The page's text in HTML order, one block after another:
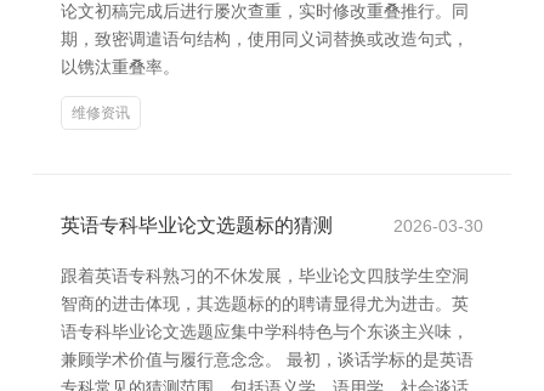
论文初稿完成后进行屡次查重，实时修改重叠推行。同
期，致密调遣语句结构，使用同义词替换或改造句式，
以镌汰重叠率。
维修资讯
英语专科毕业论文选题标的猜测 2026-03-30
跟着英语专科熟习的不休发展，毕业论文四肢学生空洞
智商的进击体现，其选题标的的聘请显得尤为进击。英
语专科毕业论文选题应集中学科特色与个东谈主兴味，
兼顾学术价值与履行意念念。 最初，谈话学标的是英语